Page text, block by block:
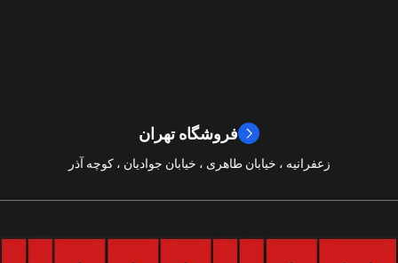
فروشگاه تهران
زعفرانیه ، خیابان طاهری ، خیابان جوادیان ، کوچه آذر